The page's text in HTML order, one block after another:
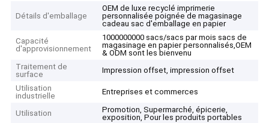
Détails d'emballage
OEM de luxe recyclé imprimerie
personnalisée poignée de magasinage
cadeau sac d'emballage en papier
Capacité
d'approvisionnement
1000000000 sacs/sacs par mois sacs de
magasinage en papier personnalisés,OEM
& ODM sont les bienvenu
Traitement de
surface
Impression offset, impression offset
Utilisation
industrielle
Entreprises et commerces
Utilisation
Promotion, Supermarché, épicerie,
exposition, Pour les produits portables